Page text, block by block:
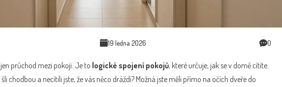
19 ledna 2026 0
průchod mezi pokoji. Je to logické spojení pokojů, které určuje, jak se v domě cítíte.
chodbou a necítili jste, že vás něco dráždí? Možná jste měli přímo na očích dveře do